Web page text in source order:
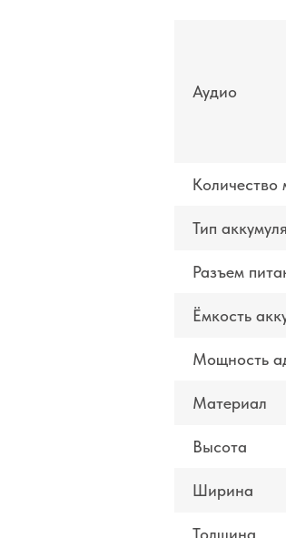
Аудио
Тип
Разъем
Ёмкость
Мощность
Материал
Высота
Ширина
Толщина